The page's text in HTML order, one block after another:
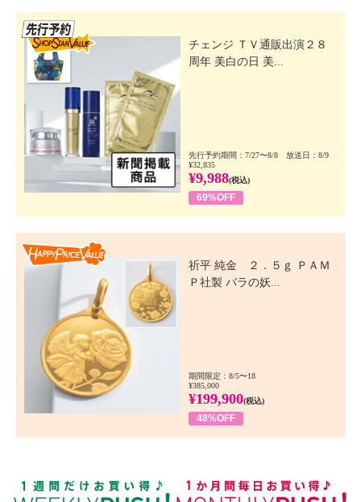
チェンジ ＴＶ通販出演２８
周年 美白の日 美...
先行予約期間：7/27〜8/8 放送日：8/9
¥32,835
¥9,988(税込)
69%OFF
祈平 純金 ２．５ｇ ＰＡＭ
Ｐ社製 バラの妖...
期間限定：8/5〜18
¥385,000
¥199,900(税込)
48%OFF